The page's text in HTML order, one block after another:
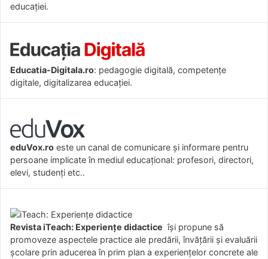
educației.
Educatia-Digitala.ro: pedagogie digitală, competențe
digitale, digitalizarea educației.
eduVox.ro este un canal de comunicare și informare pentru
persoane implicate în mediul educațional: profesori, directori,
elevi, studenți etc..
Revista iTeach: Experienţe didactice îşi propune să
promoveze aspectele practice ale predării, învăţării şi evaluării
şcolare prin aducerea în prim plan a experienţelor concrete ale